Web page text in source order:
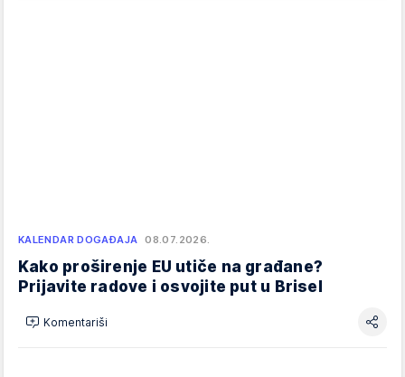
KALENDAR DOGAĐAJA 08.07.2026.
Kako proširenje EU utiče na građane?
Prijavite radove i osvojite put u Brisel
Komentariši